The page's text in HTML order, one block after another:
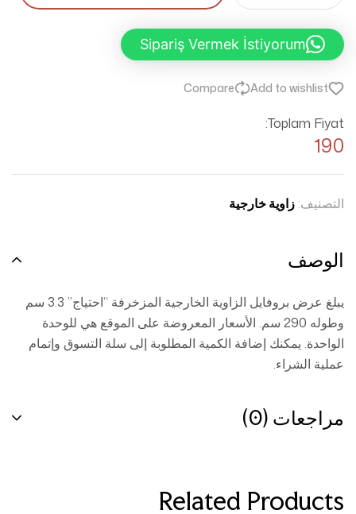
Sipariş Vermek İstiyorum
Add to wishlist
Compare
Toplam Fiyat:
190
التصنيف: زاوية خارجية
الوصف
يبلغ عرض بروفايل الزاوية الخارجية المزخرفة “احتياج” 3.3 سم
وطوله 290 سم. الأسعار المعروضة على الموقع هي للوحدة
الواحدة. يمكنك إضافة الكمية المطلوبة إلى سلة التسوق وإتمام
عملية الشراء.
مراجعات (0)
Related Products